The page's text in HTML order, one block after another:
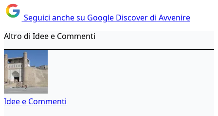
Seguici anche su Google Discover di Avvenire
Altro di Idee e Commenti
Idee e Commenti